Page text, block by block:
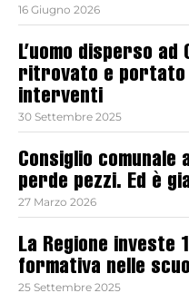
16 Giugno 2026
L’uomo disperso
ritrovato e portato
interventi
30 Settembre 2025
Consiglio comunale
perde pezzi. Ed è
27 Marzo 2026
La Regione investe
formativa nelle
25 Settembre 2025